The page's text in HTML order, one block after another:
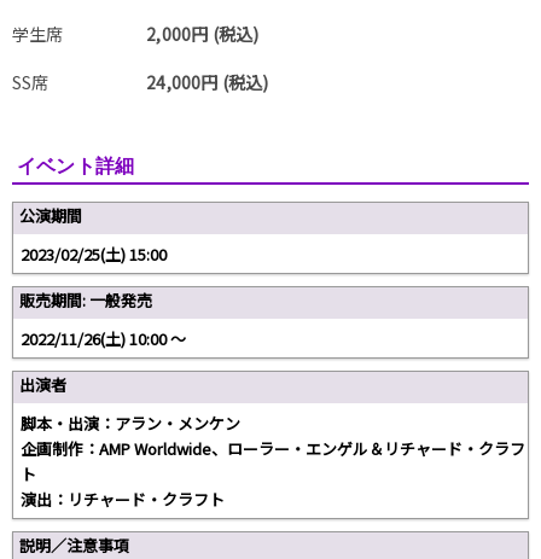
学生席
2,000円 (税込)
SS席
24,000円 (税込)
イベント詳細
公演期間
2023/02/25(土) 15:00
販売期間: 一般発売
2022/11/26(土) 10:00 〜
出演者
脚本・出演：アラン・メンケン
企画制作：AMP Worldwide、ローラー・エンゲル＆リチャード・クラフ
ト
演出：リチャード・クラフト
説明／注意事項